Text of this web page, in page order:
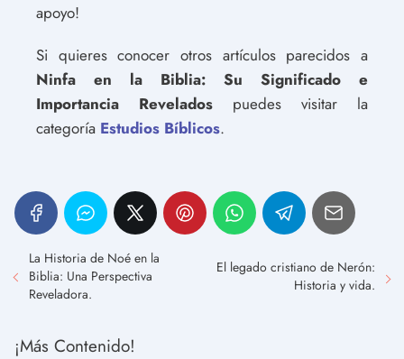
apoyo!
Si quieres conocer otros artículos parecidos a
Ninfa en la Biblia: Su Significado e
Importancia Revelados puedes visitar la
categoría Estudios Bíblicos.
La Historia de Noé en la
Biblia: Una Perspectiva
Reveladora.
El legado cristiano de Nerón:
Historia y vida.
¡Más Contenido!